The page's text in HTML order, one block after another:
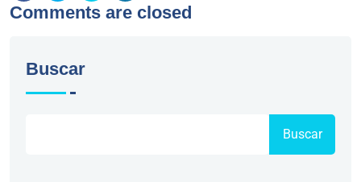
Comments are closed
Buscar
Buscar